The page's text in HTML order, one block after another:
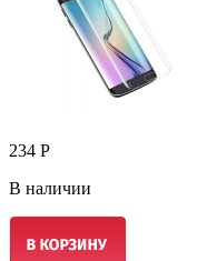
234 Р
В наличии